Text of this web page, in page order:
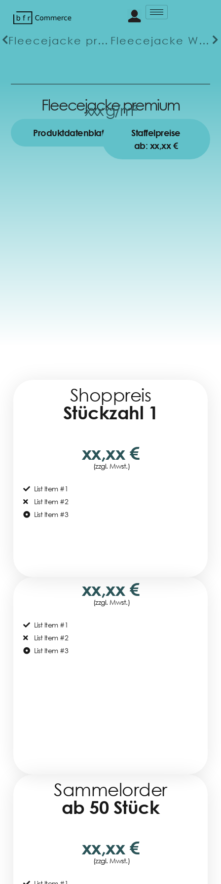
Fleecejacke premium Fleecejacke Work
Fleecejacke premium
xxx g/m²
Produktdatenblatt
Staffelpreise
ab: xx,xx €
Shoppreis
Stückzahl 1
xx,xx €
(zzgl. Mwst.)
List Item #1
List Item #2
List Item #3
xx,xx €
(zzgl. Mwst.)
List Item #1
List Item #2
List Item #3
Sammelorder
ab 50 Stück
xx,xx €
(zzgl. Mwst.)